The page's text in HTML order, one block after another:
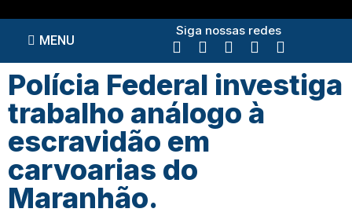
MENU
Siga nossas redes
Polícia Federal investiga
trabalho análogo à
escravidão em
carvoarias do
Maranhão.